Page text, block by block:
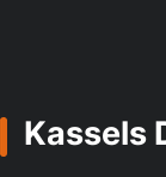
Kassels